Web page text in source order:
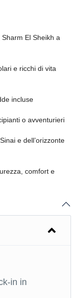
El Sheikh a
e ricchi di vita
incluse
o avventurieri
e dell’orizzonte
comfort e
in in